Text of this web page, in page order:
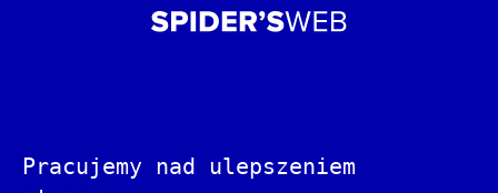
Pracujemy nad ulepszeniem